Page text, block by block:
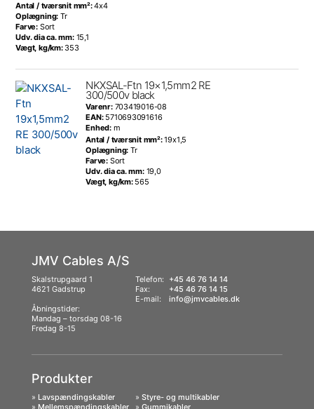
Antal / tværsnit mm²:4x4
Oplægning: Tr
Farve: Sort
Udv. dia ca. mm: 15,1
Vægt, kg/km: 353
NKXSAL-Ftn 19×1,5mm2 RE
300/500v black
Varenr: 703419016-08
EAN: 5710693091616
Enhed: m
Antal / tværsnit mm²:19x1,5
Oplægning: Tr
Farve: Sort
Udv. dia ca. mm: 19,0
Vægt, kg/km: 565
JMV Cables A/S
Skalstrupgaard 1
4621 Gadstrup
Telefon:
Fax:
E-mail:
+45 46 76 14 14
+45 46 76 14 15
info@jmvcables.dk
Åbningstider:
Mandag – torsdag 08-16
Fredag 8-15
Produkter
» Lavspændingskabler
» Styre- og multikabler